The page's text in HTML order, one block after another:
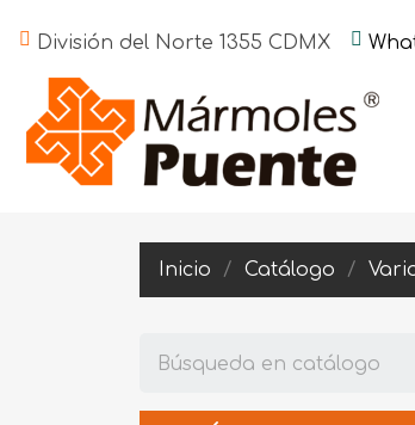
División del Norte 1355 CDMX
Inicio Catálogo